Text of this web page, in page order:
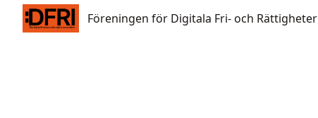
Föreningen för Digitala Fri- och Rättigheter
Föreningen för Digitala Fri- och Rättigheter